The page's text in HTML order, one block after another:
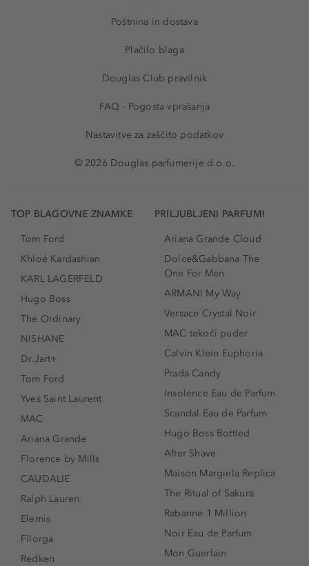
Poštnina in dostava
Plačilo blaga
Douglas Club pravilnik
FAQ - Pogosta vprašanja
Nastavitve za zaščito podatkov
© 2026 Douglas parfumerije d.o.o.
TOP BLAGOVNE ZNAMKE
Tom Ford
Khloé Kardashian
KARL LAGERFELD
Hugo Boss
The Ordinary
NISHANE
Dr.Jart+
Tom Ford
Yves Saint Laurent
MAC
Ariana Grande
Florence by Mills
CAUDALIE
Ralph Lauren
Elemis
Filorga
Redken
PRILJUBLJENI PARFUMI
Ariana Grande Cloud
Dolce&Gabbana The
One For Men
ARMANI My Way
Versace Crystal Noir
MAC tekoči puder
Calvin Klein Euphoria
Prada Candy
Insolence Eau de Parfum
Scandal Eau de Parfum
Hugo Boss Bottled
After Shave
Maison Margiela Replica
The Ritual of Sakura
Rabanne 1 Million
Noir Eau de Parfum
Mon Guerlain